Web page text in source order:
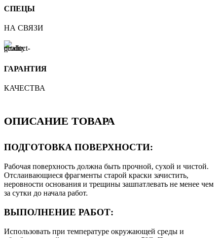
СПЕЦЫ
НА СВЯЗИ
ГАРАНТИЯ
КАЧЕСТВА
ОПИСАНИЕ ТОВАРА
ПОДГОТОВКА ПОВЕРХНОСТИ:
Рабочая поверхность должна быть прочной, сухой и чистой.
Отслаивающиеся фрагменты старой краски зачистить,
неровности основания и трещины зашпатлевать не менее чем
за сутки до начала работ.
ВЫПОЛНЕНИЕ РАБОТ:
Использовать при температуре окружающей среды и